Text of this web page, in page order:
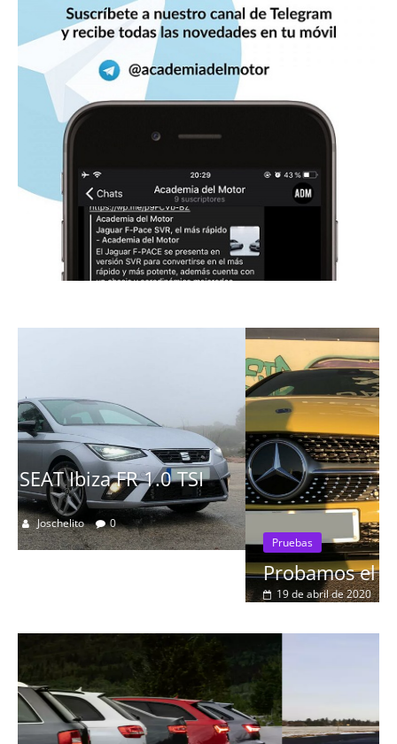
Pruebas
Probamos el Mercedes-Benz A200d
0